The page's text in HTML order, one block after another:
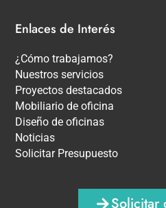
Enlaces de Interés
¿Cómo trabajamos?
Nuestros servicios
Proyectos destacados
Mobiliario de oficina
Diseño de oficinas
Noticias
Solicitar Presupuesto
Solicitar